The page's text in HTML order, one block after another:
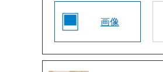
画像